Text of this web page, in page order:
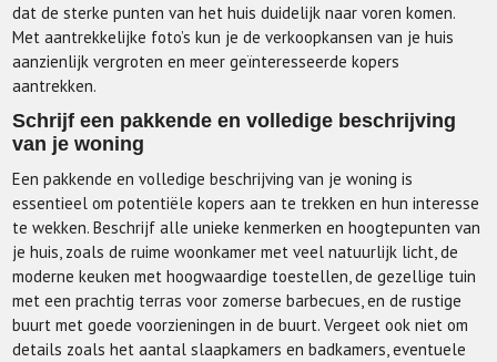
dat de sterke punten van het huis duidelijk naar voren komen.
Met aantrekkelijke foto’s kun je de verkoopkansen van je huis
aanzienlijk vergroten en meer geïnteresseerde kopers
aantrekken.
Schrijf een pakkende en volledige beschrijving
van je woning
Een pakkende en volledige beschrijving van je woning is
essentieel om potentiële kopers aan te trekken en hun interesse
te wekken. Beschrijf alle unieke kenmerken en hoogtepunten van
je huis, zoals de ruime woonkamer met veel natuurlijk licht, de
moderne keuken met hoogwaardige toestellen, de gezellige tuin
met een prachtig terras voor zomerse barbecues, en de rustige
buurt met goede voorzieningen in de buurt. Vergeet ook niet om
details zoals het aantal slaapkamers en badkamers, eventuele